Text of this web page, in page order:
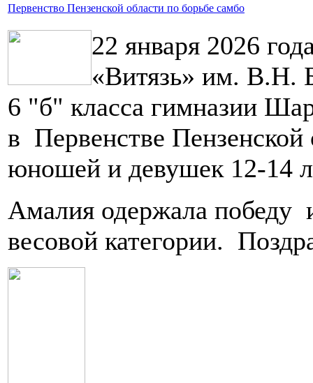
Первенство Пензенской области по борьбе самбо
22 января 2026
«Витязь» им. В.Н.
6 "б" класса гимназии
в Первенстве
юношей и девушек 12-14
Амалия одержала победу
весовой категории.